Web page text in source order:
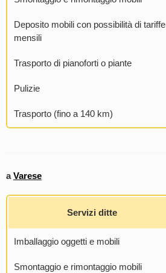
Deposito mobili con possibilità di tariffe
mensili
Trasporto di pianoforti o piante
Pulizie
Trasporto (fino a 140 km)
aVarese
Servizi ditte
Imballaggio oggetti e mobili
Smontaggio e rimontaggio mobili